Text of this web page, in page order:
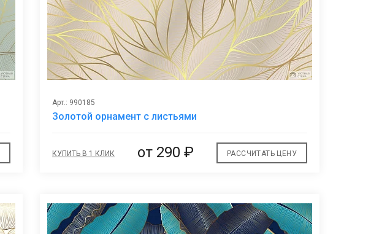
избранное
Арт.: 990185
Золотой орнамент с листьями
КУПИТЬ В 1 КЛИК от 290 ₽ РАССЧИТАТЬ ЦЕНУ